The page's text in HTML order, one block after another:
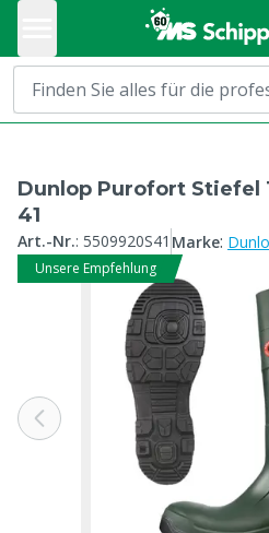
Dunlop Purofort Stiefel
41
Art.-Nr.: 5509920S41 Marke:
Unsere Empfehlung